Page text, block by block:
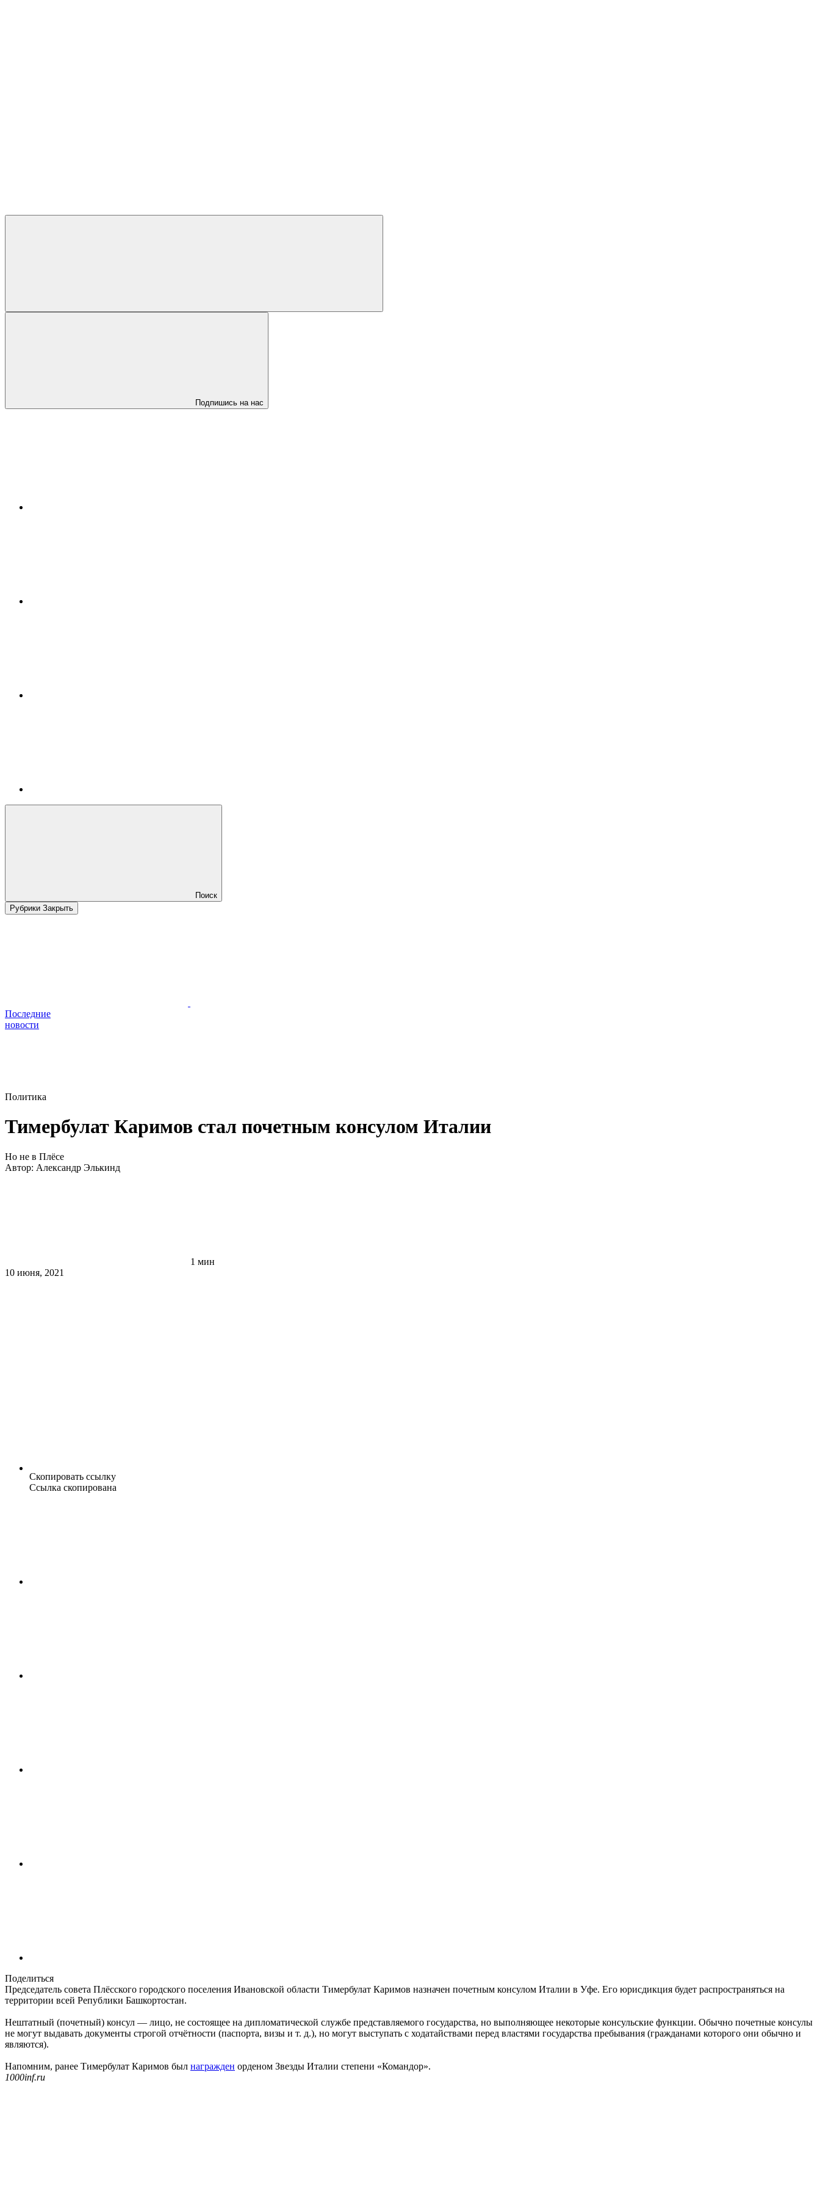
Подпишись на нас
Поиск
Рубрики Закрыть
Последние
новости
Политика
Тимербулат Каримов стал почетным консулом Италии
Но не в Плёсе
Автор: Александр Элькинд
1 мин
10 июня, 2021
Скопировать ссылку
Ссылка скопирована
Поделиться
Председатель совета Плёсского городского поселения Ивановской области Тимербулат Каримов назначен почетным консулом Италии в Уфе. Его юрисдикция будет распространяться на
территории всей Републики Башкортостан.
Нештатный (почетный) консул — лицо, не состоящее на дипломатической службе представляемого государства, но выполняющее некоторые консульские функции. Обычно почетные консулы
не могут выдавать документы строгой отчётности (паспорта, визы и т. д.), но могут выступать с ходатайствами перед властями государства пребывания (гражданами которого они обычно и
являются).
Напомним, ранее Тимербулат Каримов был награжден орденом Звезды Италии степени «Командор».
1000inf.ru